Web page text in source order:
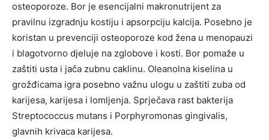
osteoporoze. Bor je esencijalni makronutrijent za
pravilnu izgradnju kostiju i apsorpciju kalcija. Posebno je
koristan u prevenciji osteoporoze kod žena u menopauzi
i blagotvorno djeluje na zglobove i kosti. Bor pomaže u
zaštiti usta i jača zubnu caklinu. Oleanolna kiselina u
grožđicama igra posebno važnu ulogu u zaštiti zuba od
karijesa, karijesa i lomljenja. Sprječava rast bakterija
Streptococcus mutans i Porphyromonas gingivalis,
glavnih krivaca karijesa.